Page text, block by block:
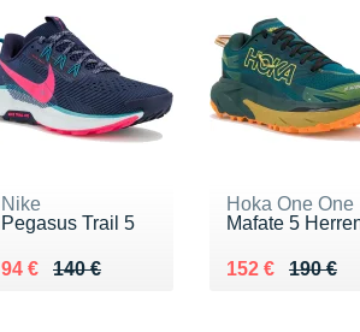
Nike
Pegasus Trail 5
140 €
Au lieu de 140 €
94 €
Vendu 94 €
Hoka One One
Mafate 5
190 €
Au lieu de 190 €
152 €
Vendu 152 €